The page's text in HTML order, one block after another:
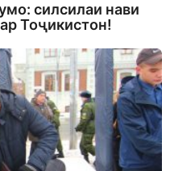
силсилаи нави
Тоҷикистон!